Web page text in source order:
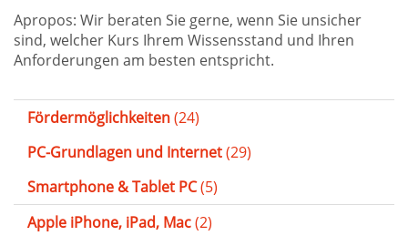
Apropos: Wir beraten Sie gerne, wenn Sie unsicher
sind, welcher Kurs Ihrem Wissensstand und Ihren
Anforderungen am besten entspricht.
Fördermöglichkeiten(24)
PC-Grundlagen und Internet(29)
Smartphone & Tablet PC(5)
Apple iPhone, iPad, Mac(2)